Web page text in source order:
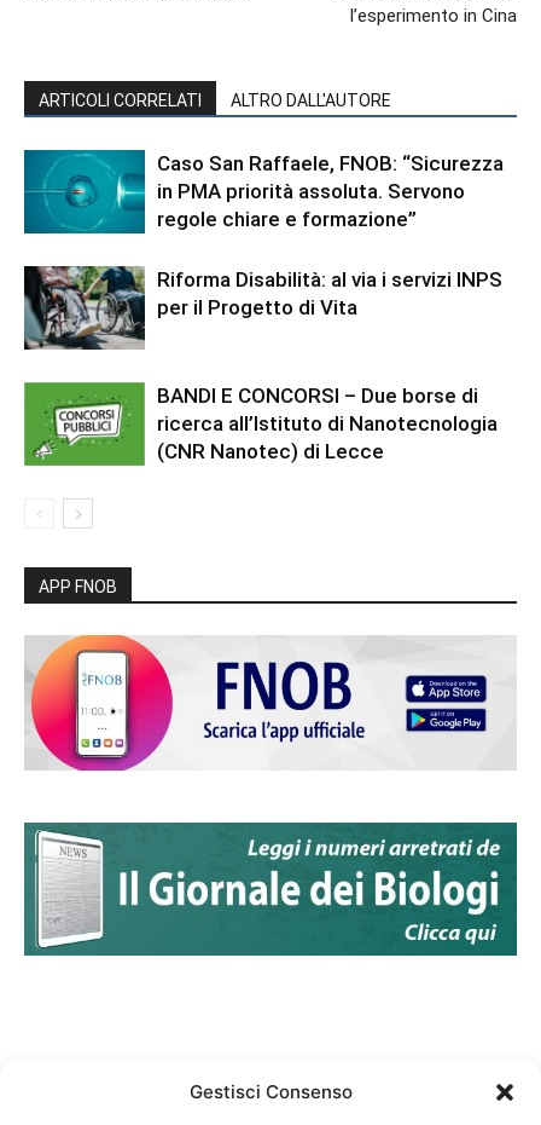
Gestisci Consenso
l’esperimento in Cina
ARTICOLI CORRELATI ALTRO DALL'AUTORE
Caso San Raffaele, FNOB: “Sicurezza
in PMA priorità assoluta. Servono
regole chiare e formazione”
Riforma Disabilità: al via i servizi INPS
per il Progetto di Vita
BANDI E CONCORSI – Due borse di
ricerca all’Istituto di Nanotecnologia
(CNR Nanotec) di Lecce
APP FNOB